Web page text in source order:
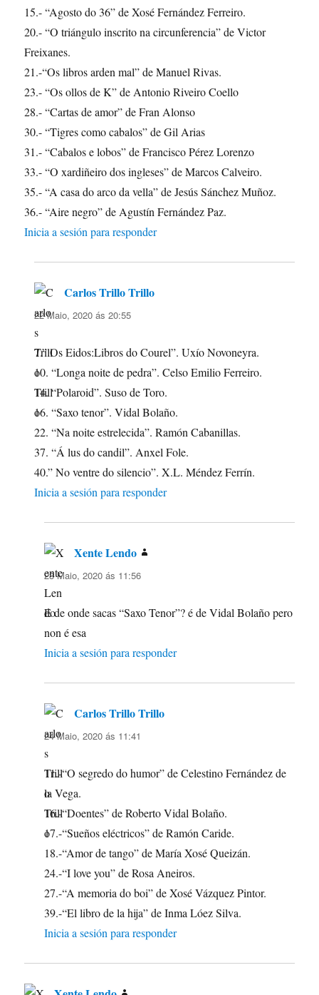
15.- “Agosto do 36” de Xosé Fernández Ferreiro.
20.- “O triángulo inscrito na circunferencia” de Victor
Freixanes.
21.-“Os libros arden mal” de Manuel Rivas.
23.- “Os ollos de K” de Antonio Riveiro Coello
28.- “Cartas de amor” de Fran Alonso
30.- “Tigres como cabalos” de Gil Arias
31.- “Cabalos e lobos” de Francisco Pérez Lorenzo
33.- “O xardiñeiro dos ingleses” de Marcos Calveiro.
35.- “A casa do arco da vella” de Jesús Sánchez Muñoz.
36.- “Aire negro” de Agustín Fernández Paz.
Inicia a sesión para responder
Carlos Trillo Trillo
22 Maio, 2020 ás 20:55
7.” Os Eidos:Libros do Courel”. Uxío Novoneyra.
10. “Longa noite de pedra”. Celso Emilio Ferreiro.
14. “Polaroid”. Suso de Toro.
16. “Saxo tenor”. Vidal Bolaño.
22. “Na noite estrelecida”. Ramón Cabanillas.
37. “Á lus do candil”. Anxel Fole.
40.” No ventre do silencio”. X.L. Méndez Ferrín.
Inicia a sesión para responder
Xente Lendo
23 Maio, 2020 ás 11:56
E de onde sacas “Saxo Tenor”? é de Vidal Bolaño pero
non é esa
Inicia a sesión para responder
Carlos Trillo Trillo
24 Maio, 2020 ás 11:41
11.-“O segredo do humor” de Celestino Fernández de
la Vega.
16.-“Doentes” de Roberto Vidal Bolaño.
17.-“Sueños eléctricos” de Ramón Caride.
18.-“Amor de tango” de María Xosé Queizán.
24.-“I love you” de Rosa Aneiros.
27.-“A memoria do boi” de Xosé Vázquez Pintor.
39.-“El libro de la hija” de Inma Lóez Silva.
Inicia a sesión para responder